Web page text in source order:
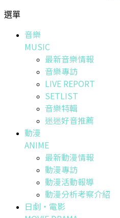
選單
音樂
MUSIC
最新音樂情報
音樂專訪
LIVE REPORT
SETLIST
音樂特輯
迷迷好音推薦
動漫
ANIME
最新動漫情報
動漫專訪
動漫活動報導
動漫分析考察介紹
日劇・電影